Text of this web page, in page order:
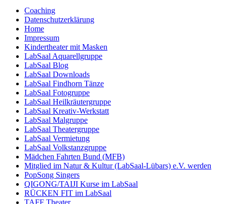
Coaching
Datenschutzerklärung
Home
Impressum
Kindertheater mit Masken
LabSaal Aquarellgruppe
LabSaal Blog
LabSaal Downloads
LabSaal Findhorn Tänze
LabSaal Fotogruppe
LabSaal Heilkräutergruppe
LabSaal Kreativ-Werkstatt
LabSaal Malgruppe
LabSaal Theatergruppe
LabSaal Vermietung
LabSaal Volkstanzgruppe
Mädchen Fahrten Bund (MFB)
Mitglied im Natur & Kultur (LabSaal-Lübars) e.V. werden
PopSong Singers
QIGONG/TAIJI Kurse im LabSaal
RÜCKEN FIT im LabSaal
TAFF Theater